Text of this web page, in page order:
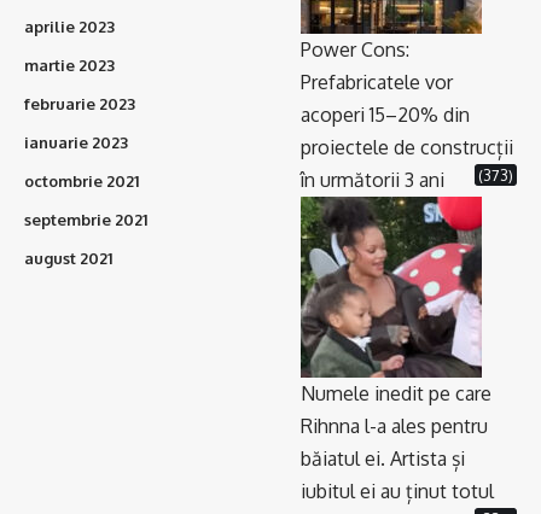
aprilie 2023
martie 2023
februarie 2023
ianuarie 2023
octombrie 2021
septembrie 2021
august 2021
Power Cons:
Prefabricatele vor
acoperi 15–20% din
proiectele de construcții
în următorii 3 ani
(373)
Numele inedit pe care
Rihnna l-a ales pentru
băiatul ei. Artista și
iubitul ei au ținut totul